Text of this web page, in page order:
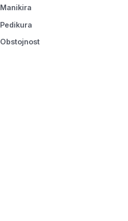
Manikira
Pedikura
Obstojnost